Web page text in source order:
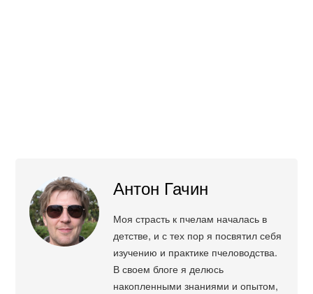
Антон Гачин
Моя страсть к пчелам началась в
детстве, и с тех пор я посвятил себя
изучению и практике пчеловодства.
В своем блоге я делюсь
накопленными знаниями и опытом,